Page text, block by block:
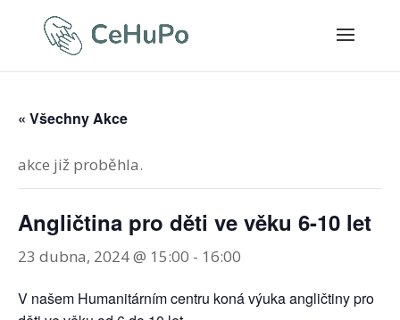
« Všechny Akce
akce již proběhla.
Angličtina pro děti ve věku 6-10 let
23 dubna, 2024 @ 15:00 - 16:00
V našem Humanitárním centru koná výuka angličtiny pro